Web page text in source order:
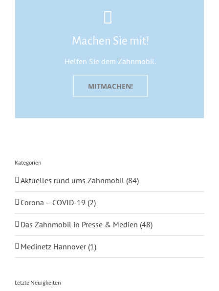
Machen Sie mit!
Helfen Sie dem Zahnmobil.
MITMACHEN!
Kategorien
Aktuelles rund ums Zahnmobil (84)
Corona – COVID-19 (2)
Das Zahnmobil in Presse & Medien (48)
Medinetz Hannover (1)
Letzte Neuigkeiten